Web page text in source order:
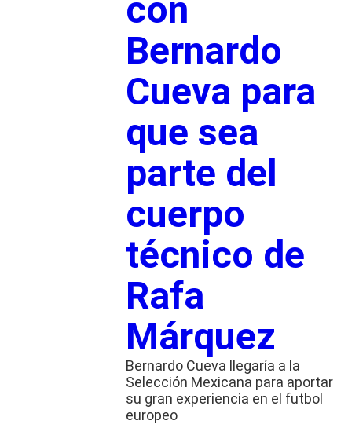
con
Bernardo
Cueva para
que sea
parte del
cuerpo
técnico de
Rafa
Márquez
Bernardo Cueva llegaría a la
Selección Mexicana para aportar
su gran experiencia en el futbol
europeo